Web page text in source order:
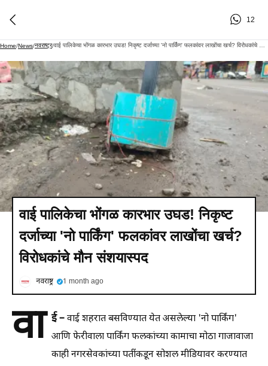
12
Home/News/नवराष्ट्र/
वाई पालिकेचा भोंगळ कारभार उघड! निकृष्ट
दर्जाच्या 'नो पार्किंग' फलकांवर लाखोंचा खर्च?
विरोधकांचे मौन संशयास्पद
नवराष्ट्र 1 month ago
वा ई –वाई शहरात बसविण्यात येत असलेल्या 'नो पार्किंग'
आणि फेरीवाला पार्किंग फलकांच्या कामाचा मोठा गाजावाजा
काही नगरसेवकांच्या पतींकडून सोशल मीडियावर करण्यात